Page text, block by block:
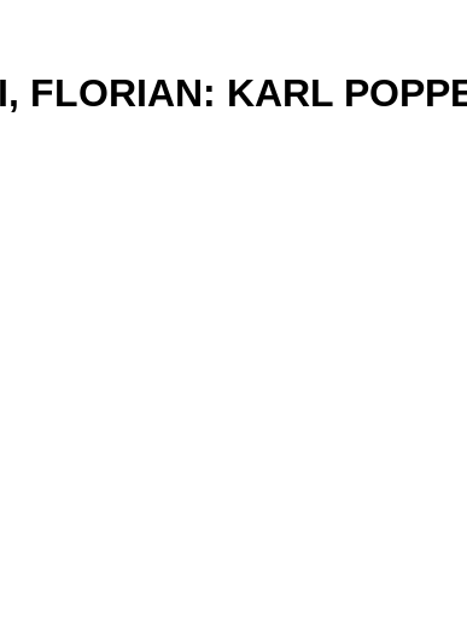
FLORIAN: KARL